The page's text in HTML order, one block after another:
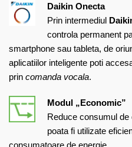
Daikin Onecta
Prin intermediul
controla permanent
smartphone sau tableta, de
aplicatiilor inteligente poti
prin comanda vocala.
Modul „Economic”
Reduce consumul
poata fi utilizate
consumatoare de energie.